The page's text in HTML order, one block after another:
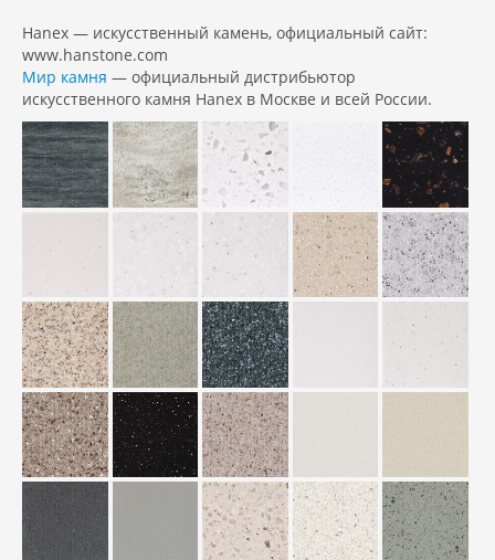
Hanex — искусственный камень, официальный сайт:
www.hanstone.com
Мир камня — официальный дистрибьютор
искусственного камня Hanex в Москве и всей России.